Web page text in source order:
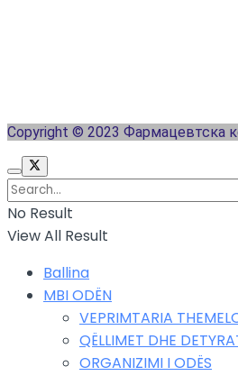
Copyright © 2023 Фармацевтска
No Result
View All Result
Ballina
MBI ODËN
VEPRIMTARIA
QËLLIMET DHE
ORGANIZIMI I ODËS